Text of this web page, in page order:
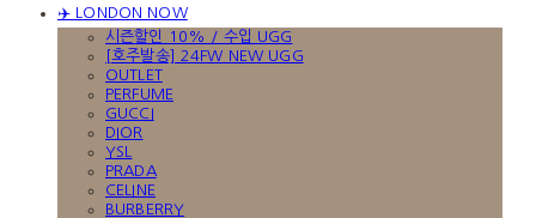
✈️ LONDON NOW
시즌할인 10% / 수입 UGG
[호주발송] 24FW NEW UGG
OUTLET
PERFUME
GUCCI
DIOR
YSL
PRADA
CELINE
BURBERRY